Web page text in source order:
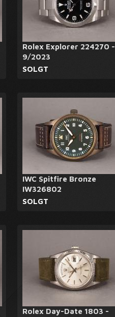
Rolex Explorer 224270 -
9/2023
SOLGT
IWC Spitfire Bronze
IW326802
SOLGT
Rolex Day-Date 1803 -